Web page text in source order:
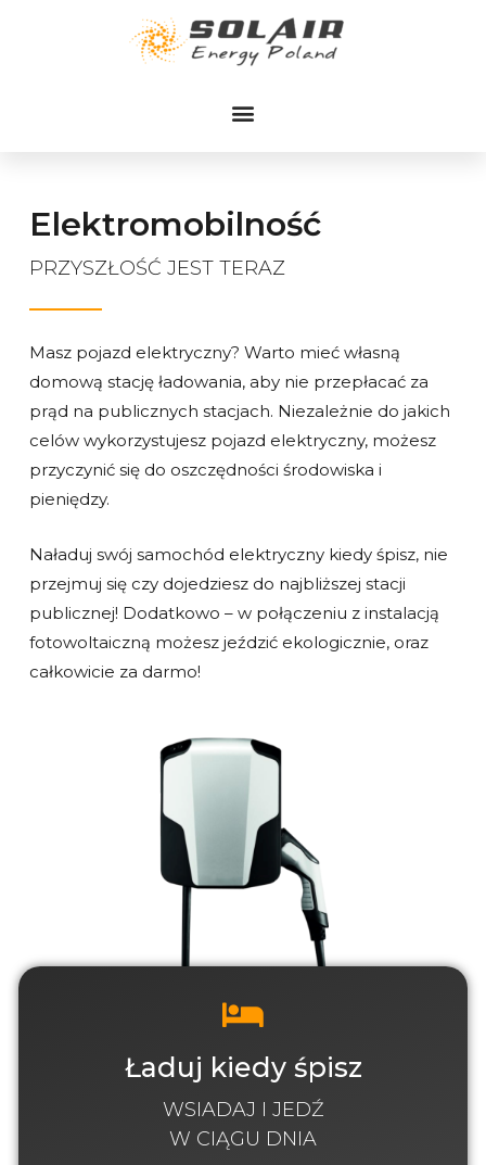
Elektromobilność
PRZYSZŁOŚĆ JEST TERAZ
Masz pojazd elektryczny? Warto mieć własną
domową stację ładowania, aby nie przepłacać za
prąd na publicznych stacjach. Niezależnie do jakich
celów wykorzystujesz pojazd elektryczny, możesz
przyczynić się do oszczędności środowiska i
pieniędzy.
Naładuj swój samochód elektryczny kiedy śpisz, nie
przejmuj się czy dojedziesz do najbliższej stacji
publicznej! Dodatkowo – w połączeniu z instalacją
fotowoltaiczną możesz jeździć ekologicznie, oraz
całkowicie za darmo!
Ładuj kiedy śpisz
WSIADAJ I JEDŹ
W CIĄGU DNIA